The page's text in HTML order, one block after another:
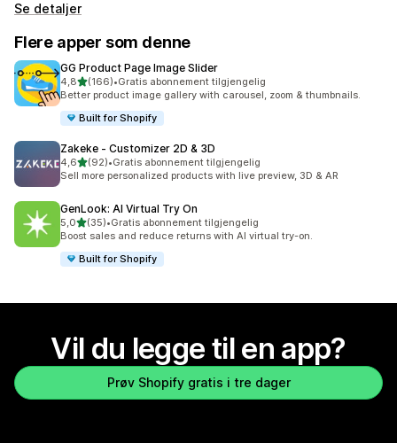
Se detaljer
Flere apper som denne
GG Product Page Image Slider
4,8av 5 stjerner
(166)
Totalt 166 omtaler
•Gratis abonnement tilgjengelig
Better product image gallery with carousel, zoom & thumbnails.
Built for Shopify
Zakeke ‑ Customizer 2D & 3D
4,6av 5 stjerner
(92)
Totalt 92 omtaler
•Gratis abonnement tilgjengelig
Sell more personalized products with live preview, 3D & AR
GenLook: AI Virtual Try On
5,0av 5 stjerner
(35)
Totalt 35 omtaler
•Gratis abonnement tilgjengelig
Boost sales and reduce returns with AI virtual try-on.
Built for Shopify
Vil du legge til en app?
Prøv Shopify gratis i tre dager